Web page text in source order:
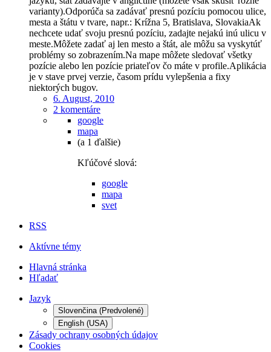
varianty).Odporúča sa zadávať presnú pozíciu pomocou ulice,
mesta a štátu v tvare, napr.: Krížna 5, Bratislava, SlovakiaAk
nechcete udať svoju presnú pozíciu, zadajte nejakú inú ulicu v
meste.Môžete zadať aj len mesto a štát, ale môžu sa vyskytúť
problémy so zobrazením.Na mape môžete sledovať všetky
pozície alebo len pozície priateľov čo máte v profile.Aplikácia
je v stave prvej verzie, časom prídu vylepšenia a fixy
niektorých bugov.
6. August, 2010
2 komentáre
google
mapa
(a 1 ďalšie)
Kľúčové slová:
google
mapa
svet
RSS
Aktívne témy
Hlavná stránka
Hľadať
Jazyk
Slovenčina (Predvolené)
English (USA)
Zásady ochrany osobných údajov
Cookies